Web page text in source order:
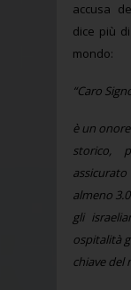
accusa
dice più
mondo:
“Caro
è un
storico,
almeno
gli
ospitalità
chiave del